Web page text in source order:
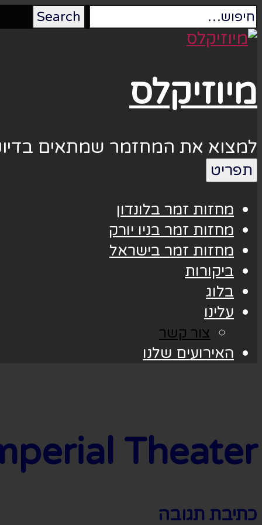
מיוזיקלס
למצוא את המחזמר שמתאים
תפריט
מחזות זמר בלונדון
מחזות זמר בניו יורק
מחזות זמר בישראל
ביקורות
בלוג
עלינו
צור קשר
האירועים שלנו
Theater
כתיבת תגובה